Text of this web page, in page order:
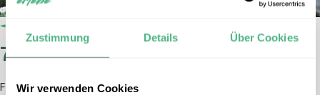
Zustimmung Details Über Cookies
Wir verwenden Cookies
7. Hobbiton
Für Fans von„Der Herr der Ringe“